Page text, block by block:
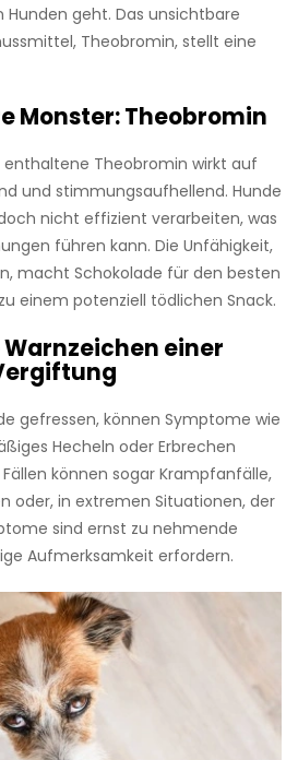
geht. Das unsichtbare
Theobromin, stellt eine
Monster: Theobromin
enthaltene Theobromin wirkt auf
und stimmungsaufhellend. Hunde
nicht effizient verarbeiten, was
führen kann. Die Unfähigkeit,
macht Schokolade für den besten
einem potenziell tödlichen Snack.
einer
gefressen, können Symptome wie
Hecheln oder Erbrechen
können sogar Krampfanfälle,
oder, in extremen Situationen, der
sind ernst zu nehmende
Aufmerksamkeit erfordern.